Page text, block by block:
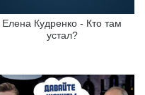
Елена Кудренко - Кто там
устал?